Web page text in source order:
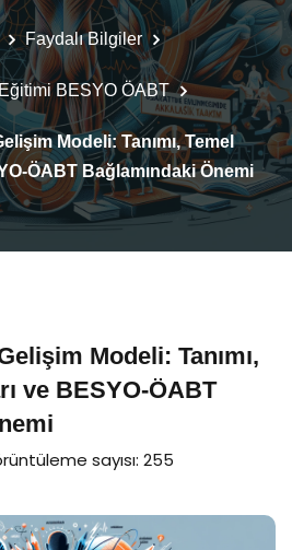
Faydalı Bilgiler
BESYO ÖABT
Modeli: Tanımı, Temel
ÖABT Bağlamındaki Önemi
Modeli: Tanımı,
ve BESYO-ÖABT
sayısı: 255